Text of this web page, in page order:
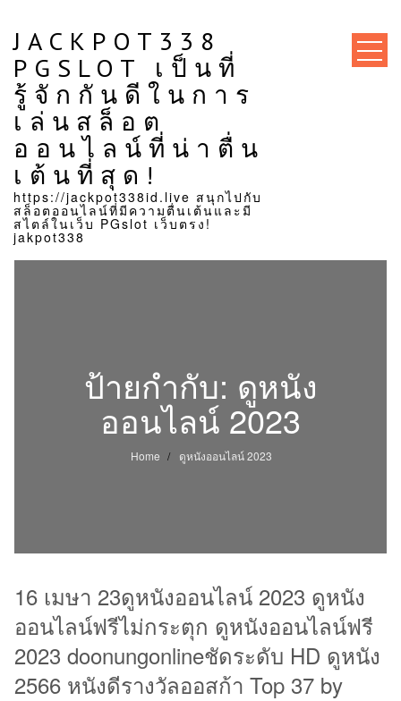
content
JACKPOT338
PGSLOT เป็นที่
รู้จักกันดีในการ
เล่นสล็อต
ออนไลน์ที่น่าตื่น
เต้นที่สุด!
https://jackpot338id.live สนุกไปกับ
สล็อตออนไลน์ที่มีความตื่นเต้นและมี
สไตล์ในเว็บ PGslot เว็บตรง!
jakpot338
ป้ายกำกับ: ดูหนัง
ออนไลน์ 2023
Home ดูหนังออนไลน์ 2023
16 เมษา 23ดูหนังออนไลน์ 2023 ดูหนัง
ออนไลน์ฟรีไม่กระตุก ดูหนังออนไลน์ฟรี
2023 doonungonlineชัดระดับ HD ดูหนัง
2566 หนังดีรางวัลออสก้า Top 37 by